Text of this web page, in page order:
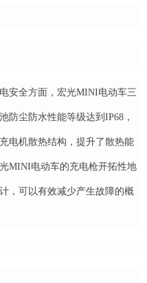
安全方面，宏光MINI电动车三
防尘防水性能等级达到IP68，
电机散热结构，提升了散热能
MINI电动车的充电枪开拓性地
，可以有效减少产生故障的概